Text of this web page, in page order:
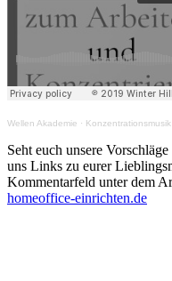
Wellen Akademie · Konzentrationsmusik
Seht euch unsere
uns Links zu eurer
Kommentarfeld unter dem
homeoffice-einrichten.de